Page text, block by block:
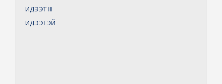
ИДЭЭТIII
ИДЭЭТЭЙ